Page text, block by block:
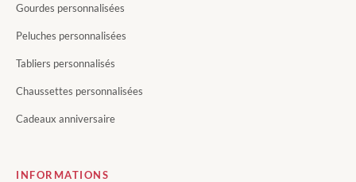
Gourdes personnalisées
Peluches personnalisées
Tabliers personnalisés
Chaussettes personnalisées
Cadeaux anniversaire
INFORMATIONS